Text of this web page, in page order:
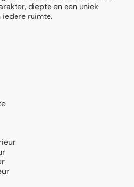
diepte en een uniek
iedere ruimte.